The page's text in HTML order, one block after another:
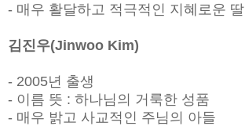
- 매우 활달하고 적극적인 지혜로운 딸
김진우(Jinwoo Kim)
- 2005년 출생
- 이름 뜻 : 하나님의 거룩한 성품
- 매우 밝고 사교적인 주님의 아들